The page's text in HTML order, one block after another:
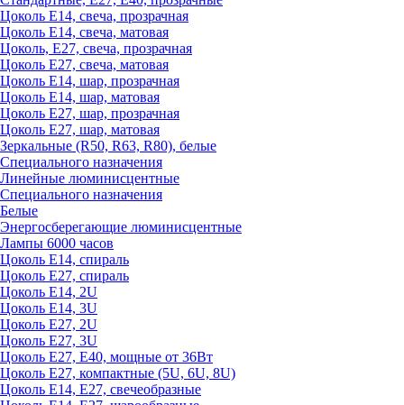
Цоколь Е14, свеча, прозрачная
Цоколь Е14, свеча, матовая
Цоколь, Е27, свеча, прозрачная
Цоколь Е27, свеча, матовая
Цоколь Е14, шар, прозрачная
Цоколь Е14, шар, матовая
Цоколь Е27, шар, прозрачная
Цоколь Е27, шар, матовая
Зеркальные (R50, R63, R80), белые
Специального назначения
Линейные люминисцентные
Специального назначения
Белые
Энергосберегающие люминисцентные
Лампы 6000 часов
Цоколь Е14, спираль
Цоколь Е27, спираль
Цоколь Е14, 2U
Цоколь Е14, 3U
Цоколь Е27, 2U
Цоколь Е27, 3U
Цоколь Е27, Е40, мощные от 36Вт
Цоколь Е27, компактные (5U, 6U, 8U)
Цоколь Е14, Е27, свечеобразные